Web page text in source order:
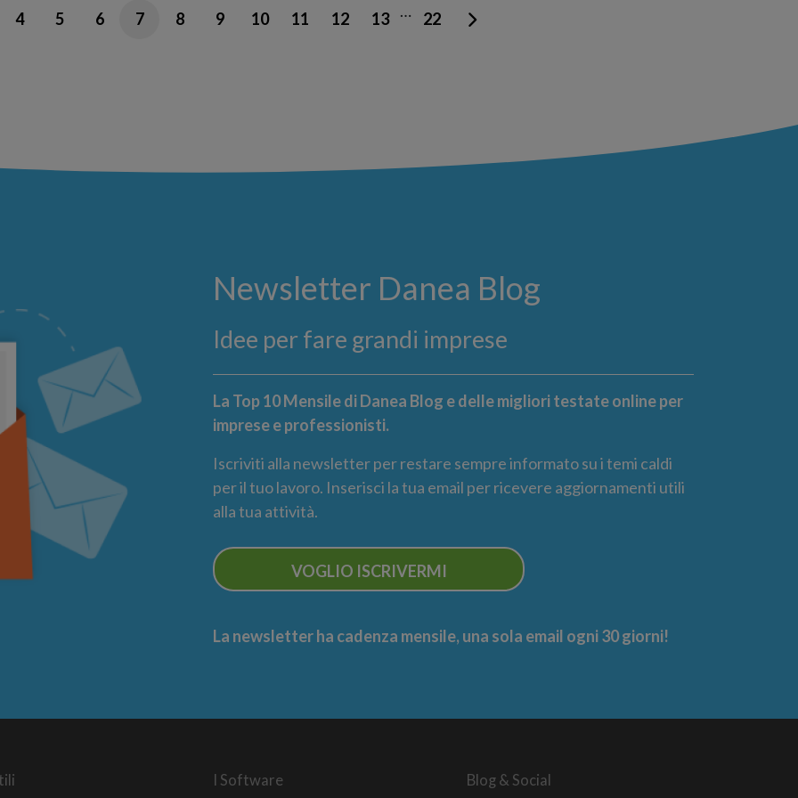
4 5 6 7 8 9 10 11 12 13 … 22
Newsletter Danea Blog
Idee per fare grandi imprese
La Top 10 Mensile di Danea Blog e delle migliori testate online per
imprese e professionisti.
Iscriviti alla newsletter per restare sempre informato su i temi caldi
per il tuo lavoro. Inserisci la tua email per ricevere aggiornamenti utili
alla tua attività.
VOGLIO ISCRIVERMI
La newsletter ha cadenza mensile, una sola email ogni 30 giorni!
I Software Blog & Social